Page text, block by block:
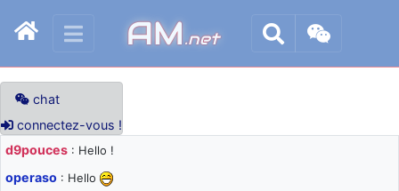
AM.net
chat
connectez-vous !
d9pouces : Hello !
operaso : Hello